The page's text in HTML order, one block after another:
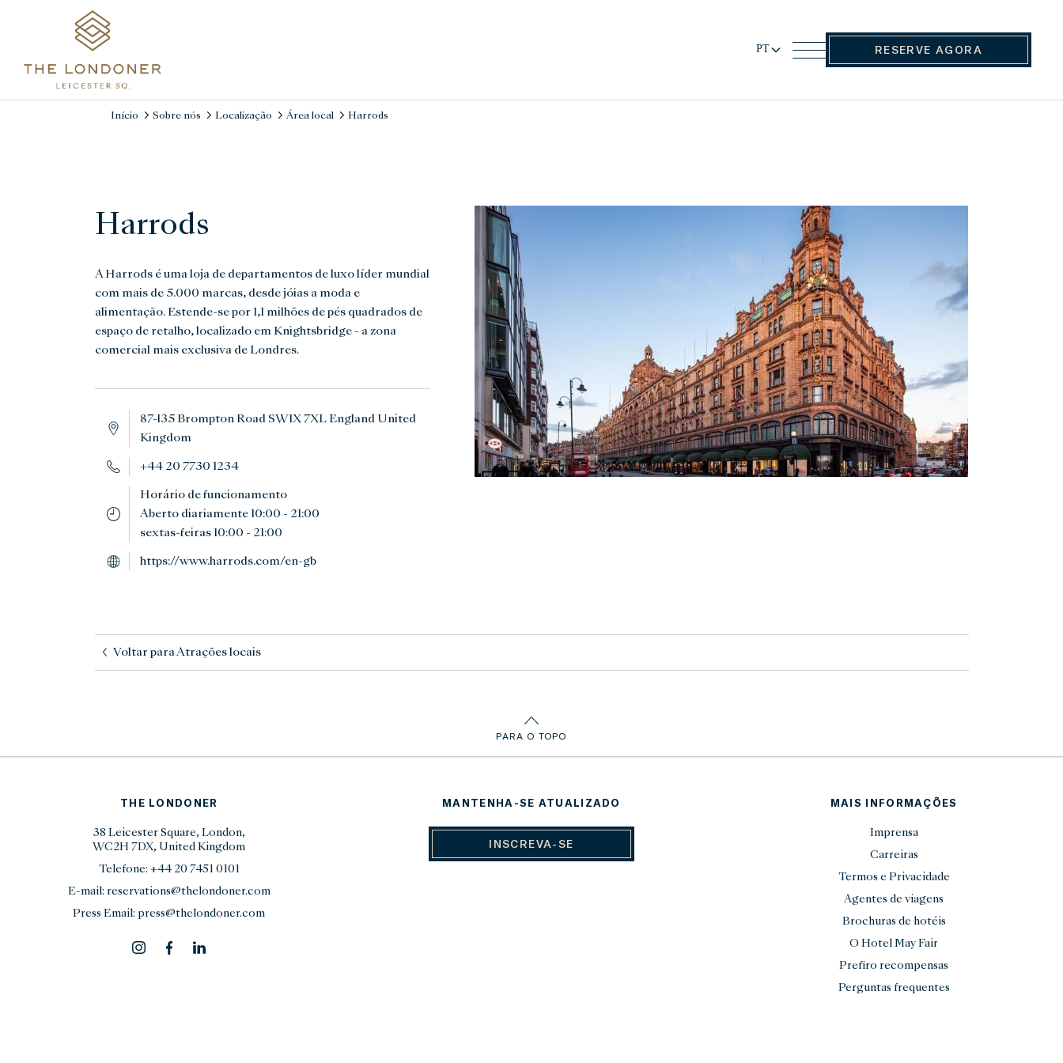
PT RESERVE AGORA
Início Sobre nós Localização Área local Harrods
Harrods
A Harrods é uma loja de departamentos de luxo líder mundial
com mais de 5.000 marcas, desde jóias a moda e
alimentação. Estende-se por 1,1 milhões de pés quadrados de
espaço de retalho, localizado em Knightsbridge - a zona
comercial mais exclusiva de Londres.
87-135 Brompton Road SW1X 7XL England United
Kingdom
+44 20 7730 1234
Horário de funcionamento
Aberto diariamente 10:00 - 21:00
sextas-feiras 10:00 - 21:00
https://www.harrods.com/en-gb
Voltar para Atrações locais
PARA O TOPO
THE LONDONER
38 Leicester Square, London,
WC2H 7DX, United Kingdom
Telefone: +44 20 7451 0101
E-mail: reservations@thelondoner.com
Press Email: press@thelondoner.com
MANTENHA-SE ATUALIZADO
INSCREVA-SE
MAIS INFORMAÇÕES
Imprensa
Carreiras
Termos e Privacidade
Agentes de viagens
Brochuras de hotéis
O Hotel May Fair
Prefiro recompensas
Perguntas frequentes